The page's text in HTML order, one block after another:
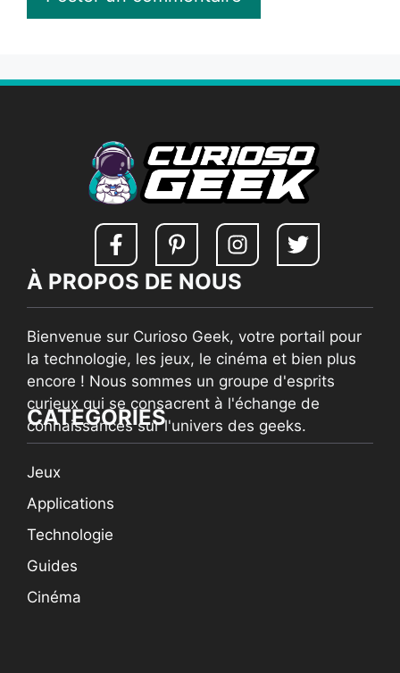
À PROPOS DE NOUS
Bienvenue sur Curioso Geek, votre portail pour
la technologie, les jeux, le cinéma et bien plus
encore ! Nous sommes un groupe d'esprits
curieux qui se consacrent à l'échange de
connaissances sur l'univers des geeks.
CATEGORIES
Jeux
Applications
Technologie
Guides
Cinéma